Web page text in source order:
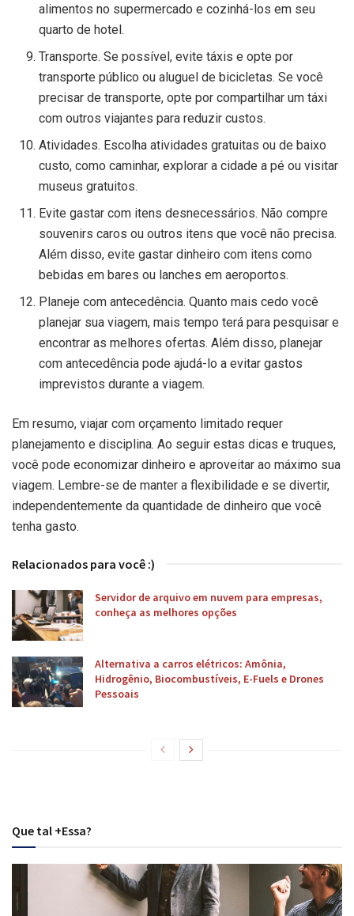
alimentos no supermercado e cozinhá-los em seu
quarto de hotel.
Transporte. Se possível, evite táxis e opte por
transporte público ou aluguel de bicicletas. Se você
precisar de transporte, opte por compartilhar um táxi
com outros viajantes para reduzir custos.
Atividades. Escolha atividades gratuitas ou de baixo
custo, como caminhar, explorar a cidade a pé ou visitar
museus gratuitos.
Evite gastar com itens desnecessários. Não compre
souvenirs caros ou outros itens que você não precisa.
Além disso, evite gastar dinheiro com itens como
bebidas em bares ou lanches em aeroportos.
Planeje com antecedência. Quanto mais cedo você
planejar sua viagem, mais tempo terá para pesquisar e
encontrar as melhores ofertas. Além disso, planejar
com antecedência pode ajudá-lo a evitar gastos
imprevistos durante a viagem.
Em resumo, viajar com orçamento limitado requer
planejamento e disciplina. Ao seguir estas dicas e truques,
você pode economizar dinheiro e aproveitar ao máximo sua
viagem. Lembre-se de manter a flexibilidade e se divertir,
independentemente da quantidade de dinheiro que você
tenha gasto.
Relacionados para você :)
Servidor de arquivo em nuvem para empresas,
conheça as melhores opções
Alternativa a carros elétricos: Amônia,
Hidrogênio, Biocombustíveis, E-Fuels e Drones
Pessoais
Que tal +Essa?